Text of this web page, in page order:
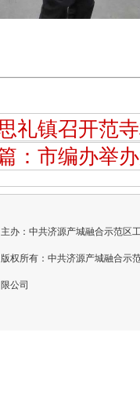
礼镇召开范
：市编办举
主办：中共济源产城融合示范区
版权所有：中共济源产城融合示
限公司